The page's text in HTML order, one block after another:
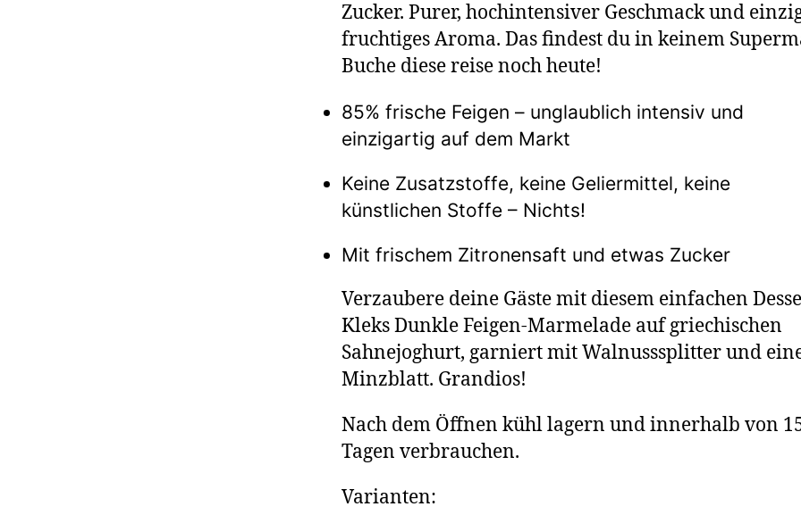
Zucker. Purer, hochintensiver Geschmack und
fruchtiges Aroma. Das findest du in keinem
Buche diese reise noch heute!
85% frische Feigen – unglaublich intensiv und
einzigartig auf dem Markt
Keine Zusatzstoffe, keine Geliermittel, keine
künstlichen Stoffe – Nichts!
Mit frischem Zitronensaft und etwas Zucker
Verzaubere deine Gäste mit diesem einfachen
Kleks Dunkle Feigen-Marmelade auf griechischen
Sahnejoghurt, garniert mit Walnusssplitter und
Minzblatt. Grandios!
Nach dem Öffnen kühl lagern und innerhalb von
Tagen verbrauchen.
Varianten: